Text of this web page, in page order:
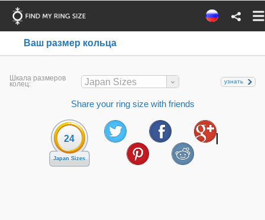
Ваш размер кольца
Шкала размеров
колец: Japan Sizes узнать
Share your ring size with friends
24
Japan Sizes